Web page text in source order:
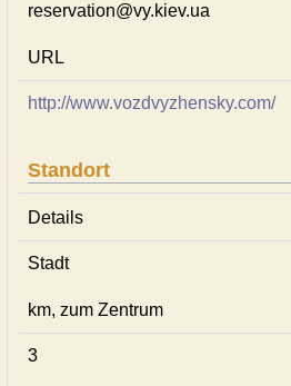
reservation@vy.kiev.ua
URL
http://www.vozdvyzhensky.com/
Standort
Details
Stadt
km, zum Zentrum
3